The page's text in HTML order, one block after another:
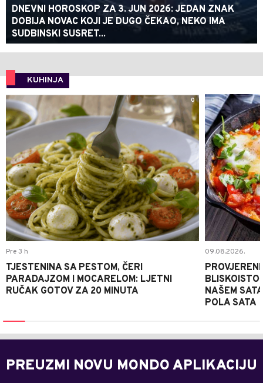
DNEVNI HOROSKOP ZA 3. JUN 2026: JEDAN ZNAK
DOBIJA NOVAC KOJI JE DUGO ČEKAO, NEKO IMA
SUDBINSKI SUSRET...
KUHINJA
0
Pre 3 h
TJESTENINA SA PESTOM, ČERI
PARADAJZOM I MOCARELOM: LJETNI
RUČAK GOTOV ZA 20 MINUTA
09.08.2026.
NAŠEM
POLA SATA
PREUZMI NOVU MONDO APLIKACIJU